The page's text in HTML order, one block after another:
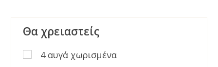
Θα χρειαστείς
4 αυγά χωρισμένα